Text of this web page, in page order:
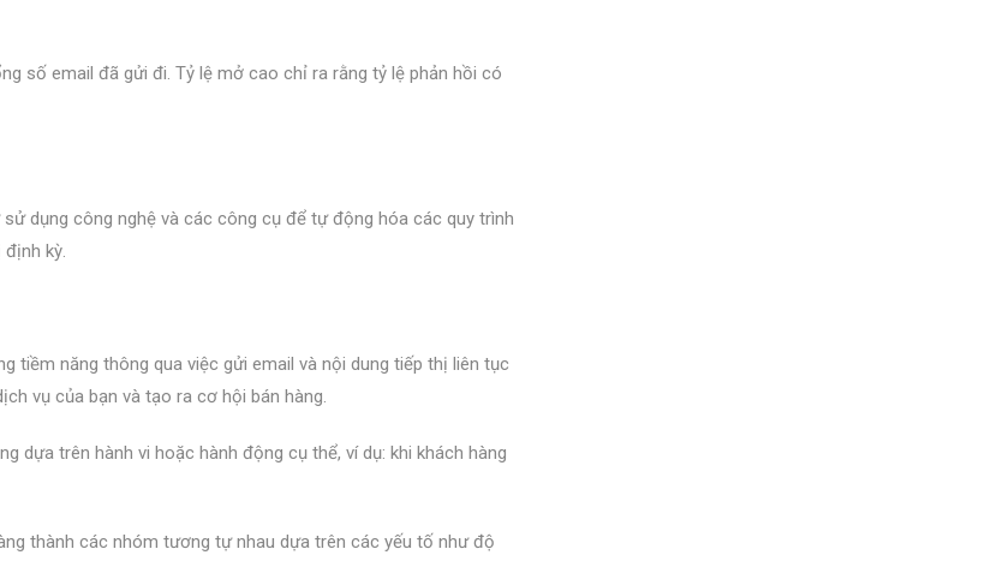
số email đã gửi đi. Tỷ lệ mở cao chỉ ra rằng tỷ lệ phản hồi có
dụng công nghệ và các công cụ để tự động hóa các quy trình
kỳ.
tiềm năng thông qua việc gửi email và nội dung tiếp thị liên tục
vụ của bạn và tạo ra cơ hội bán hàng.
dựa trên hành vi hoặc hành động cụ thể, ví dụ: khi khách hàng
thành các nhóm tương tự nhau dựa trên các yếu tố như độ